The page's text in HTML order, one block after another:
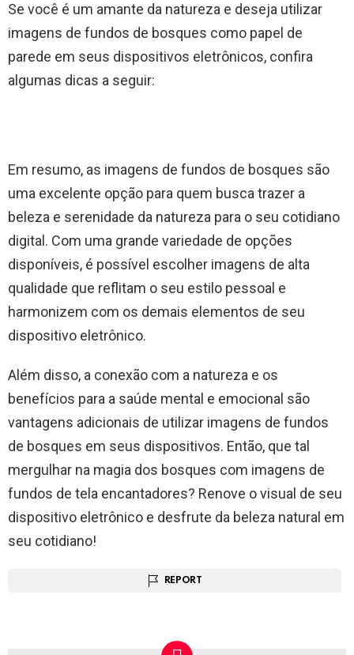
Se você é um amante da natureza e deseja utilizar
imagens de fundos de bosques como papel de
parede em seus dispositivos eletrônicos, confira
algumas dicas a seguir:
Em resumo, as imagens de fundos de bosques são
uma excelente opção para quem busca trazer a
beleza e serenidade da natureza para o seu cotidiano
digital. Com uma grande variedade de opções
disponíveis, é possível escolher imagens de alta
qualidade que reflitam o seu estilo pessoal e
harmonizem com os demais elementos de seu
dispositivo eletrônico.
Além disso, a conexão com a natureza e os
benefícios para a saúde mental e emocional são
vantagens adicionais de utilizar imagens de fundos
de bosques em seus dispositivos. Então, que tal
mergulhar na magia dos bosques com imagens de
fundos de tela encantadores? Renove o visual de seu
dispositivo eletrônico e desfrute da beleza natural em
seu cotidiano!
REPORT